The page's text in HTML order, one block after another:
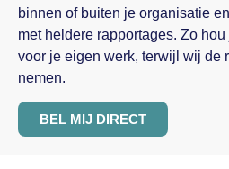
binnen of buiten je organisatie
met heldere rapportages. Zo
voor je eigen werk, terwijl wij de
nemen.
BEL MIJ DIRECT